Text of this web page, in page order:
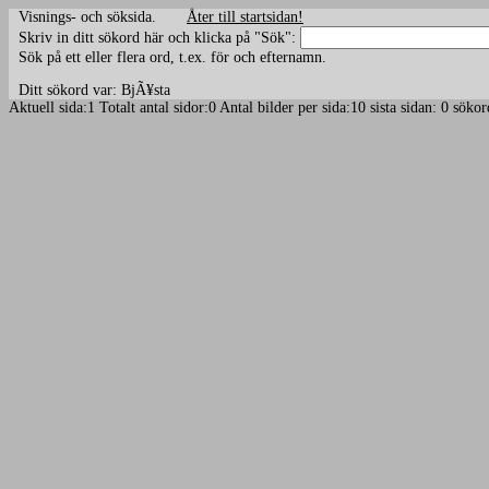
Visnings- och söksida. Åter till startsidan!
Skriv in ditt sökord här och klicka på "Sök":
Sök på ett eller flera ord, t.ex. för och efternamn.
Ditt sökord var: BjÃ¥sta
Aktuell sida:1 Totalt antal sidor:0 Antal bilder per sida:10 sista sidan: 0